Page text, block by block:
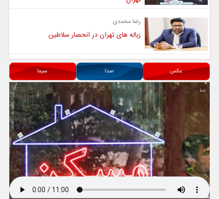
رضا محمدی
زباله های تهران در انحصار سلاطین
عکس صدا سیما